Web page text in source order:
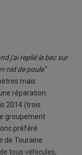
j'ai replié le bec sur
nid de poule."
mais
réparation.
2014 (trois
groupement
préféré
de Touraine
tous véhicules,